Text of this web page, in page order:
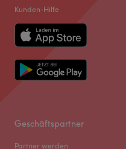
Kunden-Hilfe
Geschäftspartner
Partner werden